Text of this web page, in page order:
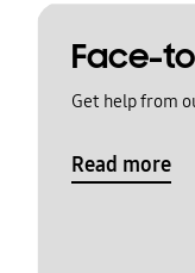
Face-
Get help from
Read more